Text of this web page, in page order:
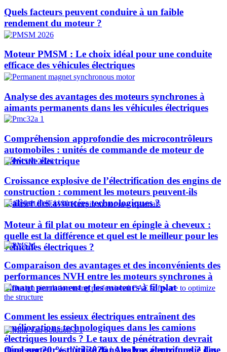
Quels facteurs peuvent conduire à un faible
rendement du moteur ?
Moteur PMSM : Le choix idéal pour une conduite
efficace des véhicules électriques
Analyse des avantages des moteurs synchrones à
aimants permanents dans les véhicules électriques
Compréhension approfondie des microcontrôleurs
automobiles : unités de commande de moteur de
véhicule électrique
Croissance explosive de l’électrification des engins de
construction : comment les moteurs peuvent-ils
réaliser des avancées technologiques ?​
Moteur à fil plat ou moteur en épingle à cheveux :
quelle est la différence et quel est le meilleur pour les
véhicules électriques ?
Comparaison des avantages et des inconvénients des
performances NVH entre les moteurs synchrones à
aimant permanent et les moteurs à fil plat
Comment les essieux électriques entraînent des
améliorations technologiques dans les camions
électriques lourds ? Le taux de pénétration devrait
dépasser 20 % d’ici 2026 | Analyse approfondie des
Quel moteur est utilisé dans les bus électriques ? Une